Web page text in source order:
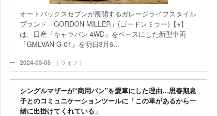
オートバックスセブンが展開するガレージライフスタイル
ブランド「GORDON MILLER」(ゴードンミラー)【※】
は、日産『キャラバン 4WD』をベースにした新型車両
『GMLVAN G-01』を明日3月6...
2024-03-05 ｜ライフ｜
シングルマザーが“商用バン”を愛車にした理由…思春期息
子とのコミュニケーションツールに「この車があるから一
緒に出掛けてくれている」